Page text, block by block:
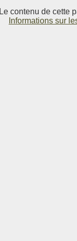
Le contenu de cette
Informations sur